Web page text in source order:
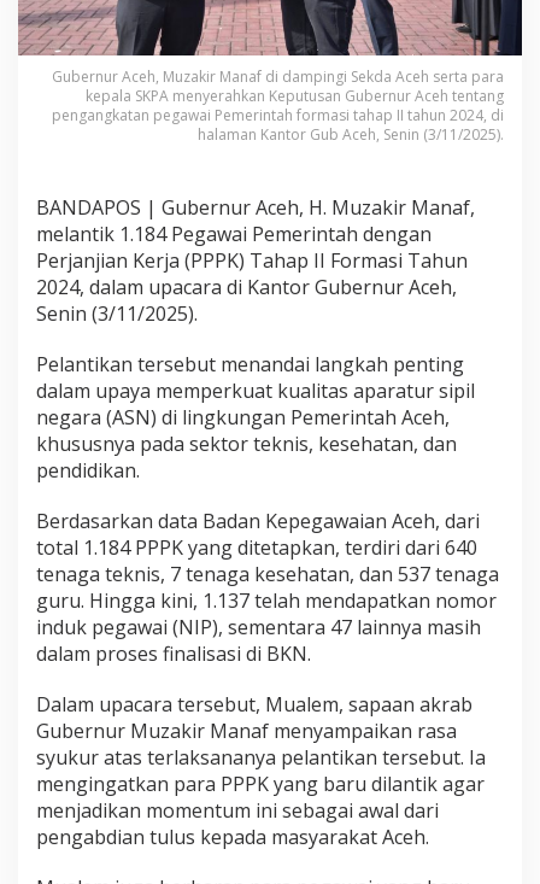
Gubernur Aceh, Muzakir Manaf di dampingi Sekda Aceh serta para
kepala SKPA menyerahkan Keputusan Gubernur Aceh tentang
pengangkatan pegawai Pemerintah formasi tahap II tahun 2024, di
halaman Kantor Gub Aceh, Senin (3/11/2025).
BANDAPOS | Gubernur Aceh, H. Muzakir Manaf,
melantik 1.184 Pegawai Pemerintah dengan
Perjanjian Kerja (PPPK) Tahap II Formasi Tahun
2024, dalam upacara di Kantor Gubernur Aceh,
Senin (3/11/2025).
Pelantikan tersebut menandai langkah penting
dalam upaya memperkuat kualitas aparatur sipil
negara (ASN) di lingkungan Pemerintah Aceh,
khususnya pada sektor teknis, kesehatan, dan
pendidikan.
Berdasarkan data Badan Kepegawaian Aceh, dari
total 1.184 PPPK yang ditetapkan, terdiri dari 640
tenaga teknis, 7 tenaga kesehatan, dan 537 tenaga
guru. Hingga kini, 1.137 telah mendapatkan nomor
induk pegawai (NIP), sementara 47 lainnya masih
dalam proses finalisasi di BKN.
Dalam upacara tersebut, Mualem, sapaan akrab
Gubernur Muzakir Manaf menyampaikan rasa
syukur atas terlaksananya pelantikan tersebut. Ia
mengingatkan para PPPK yang baru dilantik agar
menjadikan momentum ini sebagai awal dari
pengabdian tulus kepada masyarakat Aceh.